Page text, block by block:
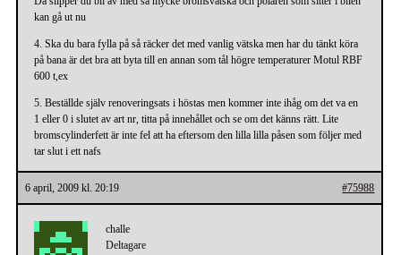
kan gå ut nu
4. Ska du bara fylla på så räcker det med vanlig vätska men har du tänkt köra
på bana är det bra att byta till en annan som tål högre temperaturer Motul RBF
600 t,ex
5. Beställde själv renoveringsats i höstas men kommer inte ihåg om det va en
1 eller 0 i slutet av art nr, titta på innehållet och se om det känns rätt. Lite
bromscylinderfett är inte fel att ha eftersom den lilla lilla påsen som följer med
tar slut i ett nafs
6 april, 2009 kl. 20:19 #75988
challe
Deltagare